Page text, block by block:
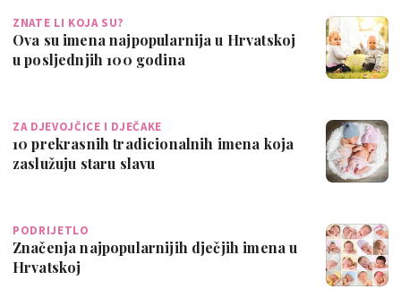
ZNATE LI KOJA SU?
Ova su imena najpopularnija u Hrvatskoj
u posljednjih 100 godina
ZA DJEVOJČICE I DJEČAKE
10 prekrasnih tradicionalnih imena koja
zaslužuju staru slavu
PODRIJETLO
Značenja najpopularnijih dječjih imena u
Hrvatskoj